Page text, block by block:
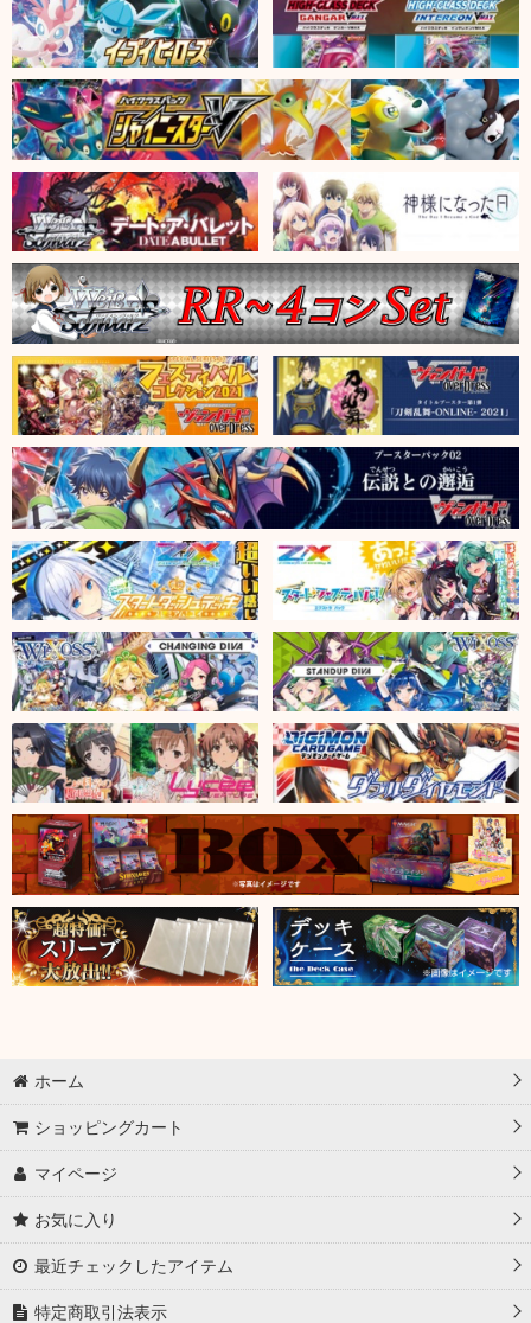
ホーム
ショッピングカート
マイページ
お気に入り
最近チェックしたアイテム
特定商取引法表示